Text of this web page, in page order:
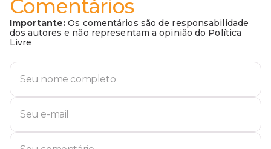
Comentários
Importante: Os comentários são de responsabilidade
dos autores e não representam a opinião do Política
Livre